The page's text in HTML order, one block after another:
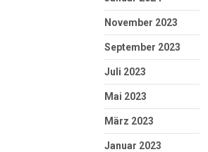
November 2023
September 2023
Juli 2023
Mai 2023
März 2023
Januar 2023